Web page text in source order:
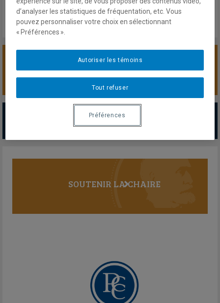
SOUTENIR LA CHAIRE
PARTENAIRES MAJEURS
Tous les partenaires
SOUTENIR LA CHAIRE
d’analyser les statistiques de fréquentation, etc. Vous
pouvez personnaliser votre choix en sélectionnant
« Préférences ».
Tout refuser
Autoriser les témoins
Préférences